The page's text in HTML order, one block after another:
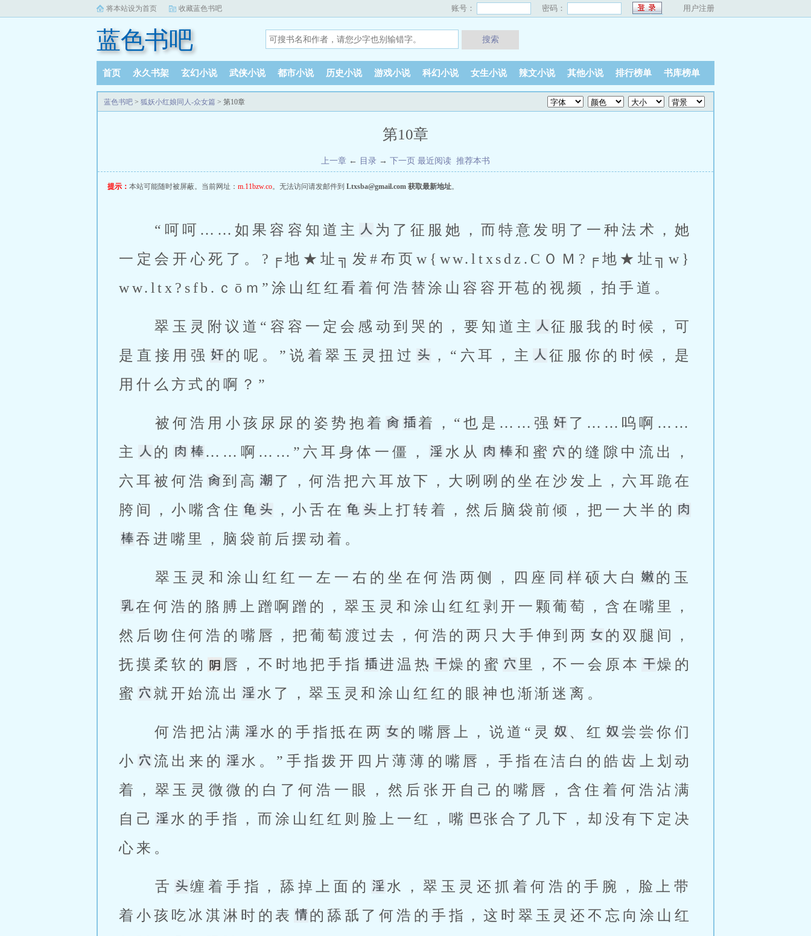
将本站设为首页 收藏蓝色书吧 账号： 密码： 用户注册
蓝色书吧 搜索
首页 永久书架 玄幻小说 武侠小说 都市小说 历史小说 游戏小说 科幻小说 女生小说 辣文小说 其他小说 排行榜单 书库榜单
完本小说 阅读记录
蓝色书吧 > 狐妖小红娘同人-众女篇 > 第10章
第10章
上一章 ← 目录 → 下一页 最近阅读 推荐本书
提示： 本站可能随时被屏蔽。当前网址： m.11bzw.co。无法访问请发邮件到 Ltxsba@gmail.com 获取最新地址。
“呵呵……如果容容知道主
为了征服她，而特意发明了一种法术，她
一定会开心死了。?╒地★址╗发#布页w{ww.ltxsdz.CＯＭ?╒地★址╗w}
ww.ltx?sfb.ｃōｍ”涂山红红看着何浩替涂山容容开苞的视频，拍手道。
翠玉灵附议道“容容一定会感动到哭的，要知道主
征服我的时候，可
是直接用强
的呢。”说着翠玉灵扭过 ，“六耳，主
征服你的时候，是
用什么方式的啊？”
被何浩用小孩尿尿的姿势抱着 着，“也是……强
了……呜啊……
主
的 ……啊……”六耳身体一僵， 水从 和蜜
的缝隙中流出，
六耳被何浩
到高
了，何浩把六耳放下，大咧咧的坐在沙发上，六耳跪在
胯间，小嘴含住
，小舌在
上打转着，然后脑袋前倾，把一大半的
吞进嘴里，脑袋前后摆动着。
翠玉灵和涂山红红一左一右的坐在何浩两侧，四座同样硕大白
的玉
在何浩的胳膊上蹭啊蹭的，翠玉灵和涂山红红剥开一颗葡萄，含在嘴里，
然后吻住何浩的嘴唇，把葡萄渡过去，何浩的两只大手伸到两
的双腿间，
抚摸柔软的
唇，不时地把手指 进温热 燥的蜜 里，不一会原本
燥的
蜜
就开始流出 水了，翠玉灵和涂山红红的眼神也渐渐迷离。
何浩把沾满 水的手指抵在两 的嘴唇上，说道“灵 、红
尝尝你们
小
流出来的
水。”手指拨开四片薄薄的嘴唇，手指在洁白的皓齿上划动
着，翠玉灵微微的白了何浩一眼，然后张开自己的嘴唇，含住着何浩沾满
自己
水的手指，而涂山红红则脸上一红，嘴
张合了几下，却没有下定决
心来。
舌 缠着手指，舔掉上面的
水，翠玉灵还抓着何浩的手腕，脸上带
着小孩吃冰淇淋时的表
的舔舐了何浩的手指，这时翠玉灵还不忘向涂山红